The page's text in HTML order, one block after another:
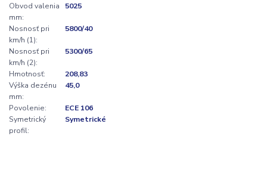
Obvod valenia
mm:
5025
Nosnosť pri
km/h (1):
5800/40
Nosnosť pri
km/h (2):
5300/65
Hmotnosť:
208,83
Výška dezénu
mm:
45,0
Povolenie:
ECE 106
Symetrický
profil:
Symetrické